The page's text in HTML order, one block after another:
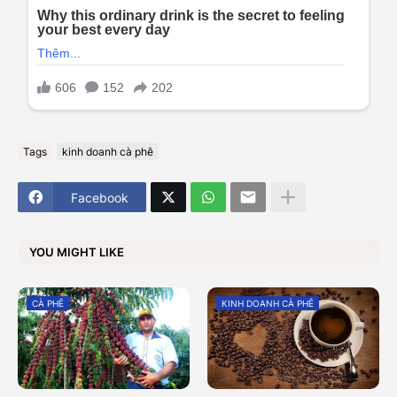
Tags kinh doanh cà phê
Facebook
YOU MIGHT LIKE
CÀ PHÊ KINH DOANH CÀ PHÊ